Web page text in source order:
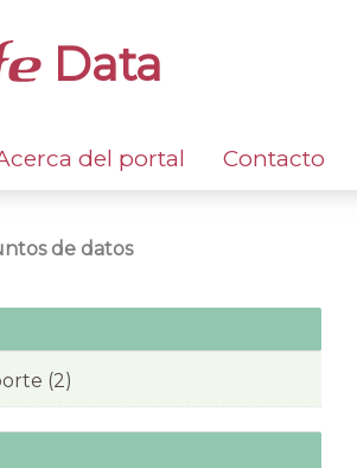
Data
del portal Contacto
de datos
(2)